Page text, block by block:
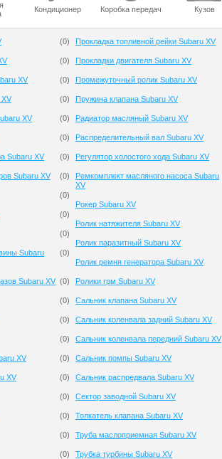
Кондиционер Коробка передач Кузов
(0)
(0)
XV (0)
XV (0)
XV (0)
(0)
Subaru XV (0)
Subaru XV (0)
(0)
(0)
(0)
Subaru
(0)
Subaru XV (0)
(0)
(0)
(0)
XV (0)
XV (0)
(0)
(0)
(0)
(0)
Прокладка топливной рейки Subaru XV
Прокладки двигателя Subaru XV
Промежуточный ролик Subaru XV
Пружина клапана Subaru XV
Радиатор масляный Subaru XV
Распределительный вал Subaru XV
Регулятор холостого хода Subaru XV
Ремкомплект масляного насоса Subaru
XV
Рокер Subaru XV
Ролик натяжителя Subaru XV
Ролик паразитный Subaru XV
Ролик ремня генератора Subaru XV
Ролики грм Subaru XV
Сальник клапана Subaru XV
Сальник коленвала задний Subaru XV
Сальник коленвала передний Subaru XV
Сальник помпы Subaru XV
Сальник распредвала Subaru XV
Сектор заводной Subaru XV
Толкатель клапана Subaru XV
Труба маслоприемная Subaru XV
Трубка турбины Subaru XV